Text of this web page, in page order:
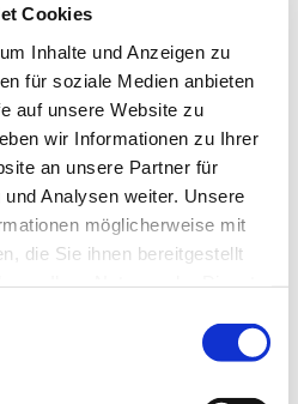
Cookies
Inhalte und Anzeigen zu
für soziale Medien anbieten
auf unsere Website zu
wir Informationen zu Ihrer
an unsere Partner für
Analysen weiter. Unsere
möglicherweise mit
die Sie ihnen bereitgestellt
Pension
[64.1 KB]
Sie in den Unterpunkten